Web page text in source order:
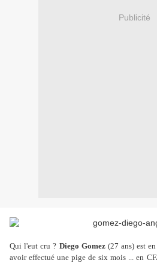
Publicité
Qui l'eut cru ? Diego Gomez(27 ans) est
avoir effectué une pige de six mois ... en